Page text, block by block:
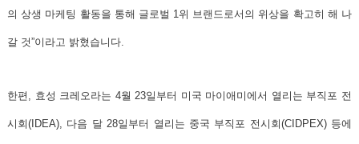
의 상생 마케팅 활동을 통해 글로벌 1위 브랜드로서의 위상을 확고히 해 나
갈 것”이라고 밝혔습니다.
한편, 효성 크레오라는 4월 23일부터 미국 마이애미에서 열리는 부직포 전
시회(IDEA) , 다음 달 28일부터 열리는 중국 부직포 전시회(CIDPEX)등에